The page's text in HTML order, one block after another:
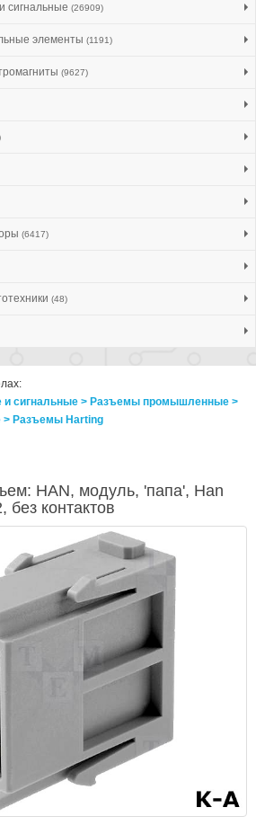
(26909)
элементы (1191)
(9627)
(6417)
(48)
сигнальные > Разъeмы промышленные >
> Разъeмы Harting
HAN, модуль, 'папа', Han
без контактов